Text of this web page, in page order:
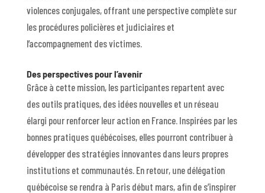
violences conjugales, offrant une perspective complète sur
les procédures policières et judiciaires et
l’accompagnement des victimes.
Des perspectives pour l’avenir
Grâce à cette mission, les participantes repartent avec
des outils pratiques, des idées nouvelles et un réseau
élargi pour renforcer leur action en France. Inspirées par les
bonnes pratiques québécoises, elles pourront contribuer à
développer des stratégies innovantes dans leurs propres
institutions et communautés. En retour, une délégation
québécoise se rendra à Paris début mars, afin de s’inspirer